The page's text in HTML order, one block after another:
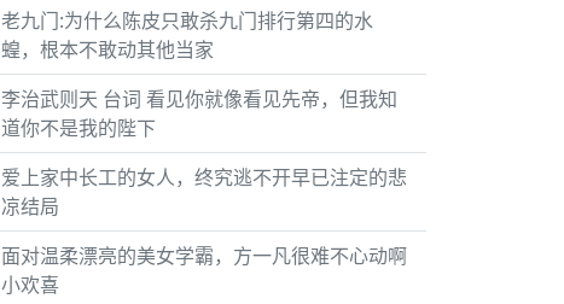
老九门:为什么陈皮只敢杀九门排行第四的水
蝗，根本不敢动其他当家
李治武则天 台词 看见你就像看见先帝，但我知
道你不是我的陛下
爱上家中长工的女人，终究逃不开早已注定的悲
凉结局
面对温柔漂亮的美女学霸，方一凡很难不心动啊
小欢喜